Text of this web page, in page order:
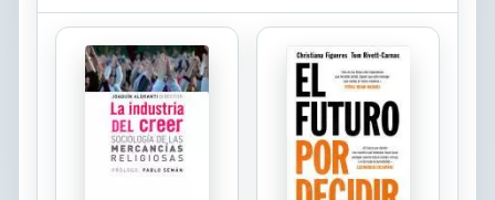
influyente del libro más influyente en
el mundo, en lo que ahora es su
lenguaje más influyente". Esta
traducción y su posterior distribución
jugó un papel decisivo en la apertura
de la puerta a la propagación de la
verdad. Es una excelente...